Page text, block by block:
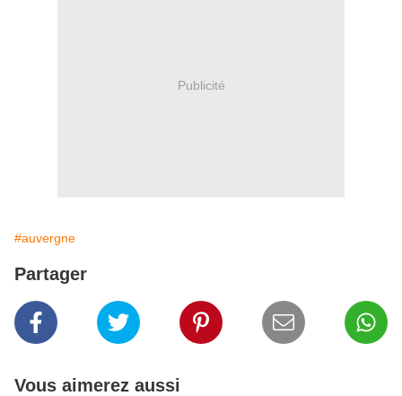
Publicité
#auvergne
Partager
Vous aimerez aussi